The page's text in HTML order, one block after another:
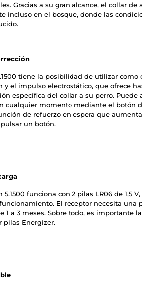
Gracias a su gran alcance, el collar
incluso en el bosque, donde las
tiene la posibilidad de utilizar como
y el impulso electrostático, que ofrece
específica del collar a su perro.
cualquier momento mediante el botón
de refuerzo en espera que
un botón.
5.1500 funciona con 2 pilas LR06 de 1,5
El receptor necesita una
1 a 3 meses. Sobre todo, es importante
pilas Energizer.